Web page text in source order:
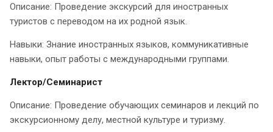
Описание: Проведение экскурсий для иностранных
туристов с переводом на их родной язык.
Навыки: Знание иностранных языков, коммуникативные
навыки, опыт работы с международными группами.
Лектор/Семинарист
Описание: Проведение обучающих семинаров и лекций по
экскурсионному делу, местной культуре и туризму.